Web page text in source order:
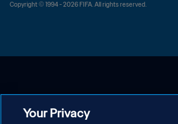
Copyright © 1994 - 2026 FIFA. All rights reserved.
Your Privacy